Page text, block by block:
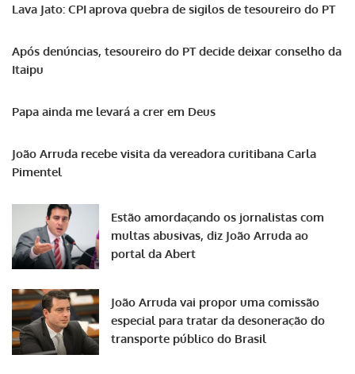
Lava Jato: CPI aprova quebra de sigilos de tesoureiro do PT
Após denúncias, tesoureiro do PT decide deixar conselho da
Itaipu
Papa ainda me levará a crer em Deus
João Arruda recebe visita da vereadora curitibana Carla
Pimentel
Estão amordaçando os jornalistas com
multas abusivas, diz João Arruda ao
portal da Abert
João Arruda vai propor uma comissão
especial para tratar da desoneração do
transporte público do Brasil